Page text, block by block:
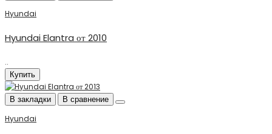
Hyundai
Hyundai Elantra от 2010
..
Купить
В закладки В сравнение
Hyundai